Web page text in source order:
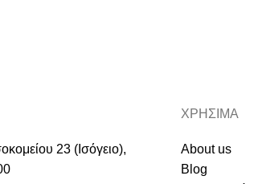
23 (Ισόγειο),
ΧΡΗΣΙΜΑ
About us
Blog